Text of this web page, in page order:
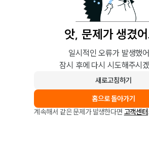
앗, 문제가 생겼
일시적인 오류가 발생했
잠시 후에 다시 시도해주시
새로고침하기
홈으로 돌아가기
계속해서 같은 문제가 발생한다면 고객센터